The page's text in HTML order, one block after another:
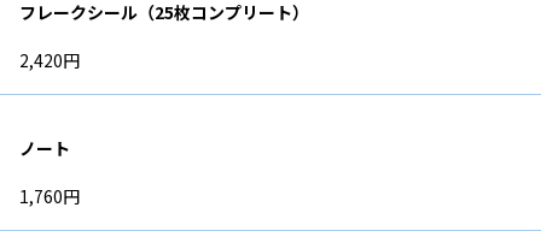
フレークシール（25枚コンプリート）
2,420円
ノート
1,760円